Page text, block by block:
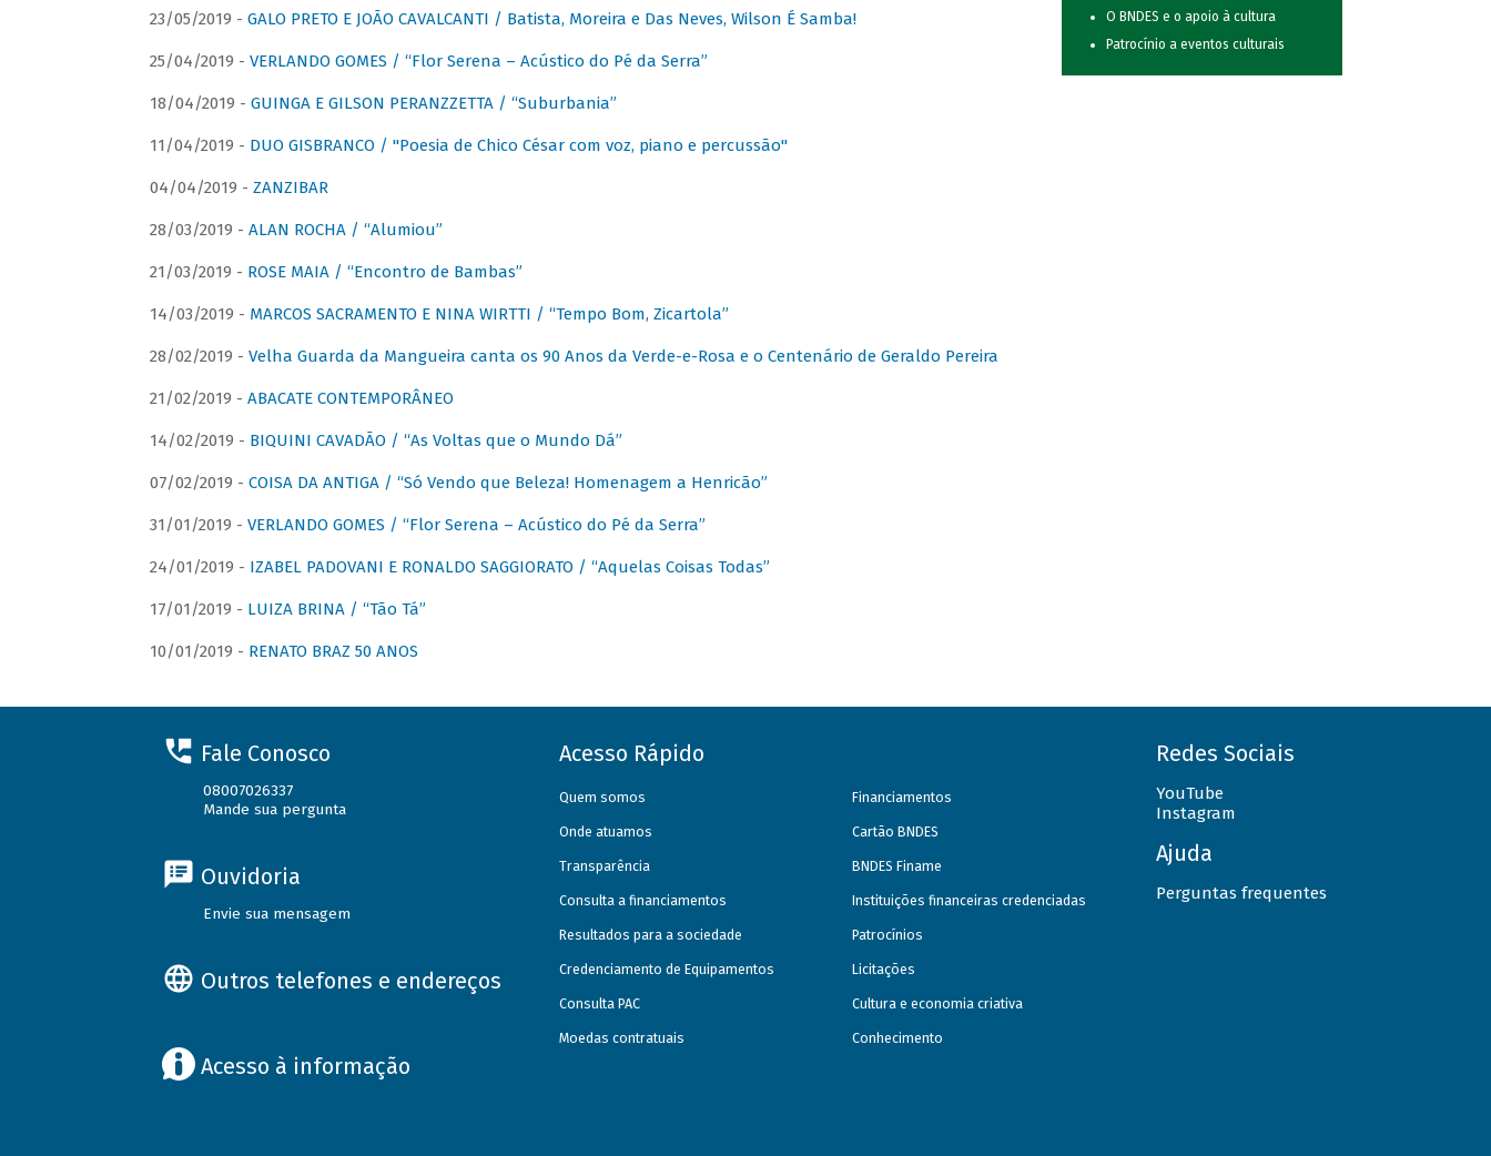
23/05/2019 - GALO PRETO E JOÃO CAVALCANTI / Batista, Moreira e Das Neves, Wilson É Samba!
25/04/2019 - VERLANDO GOMES / “Flor Serena – Acústico do Pé da Serra”
18/04/2019 - GUINGA E GILSON PERANZZETTA / “Suburbania”
11/04/2019 - DUO GISBRANCO / "Poesia de Chico César com voz, piano e percussão"
04/04/2019 - ZANZIBAR
28/03/2019 - ALAN ROCHA / “Alumiou”
21/03/2019 - ROSE MAIA / “Encontro de Bambas”
14/03/2019 - MARCOS SACRAMENTO E NINA WIRTTI / “Tempo Bom, Zicartola”
28/02/2019 - Velha Guarda da Mangueira canta os 90 Anos da Verde-e-Rosa e o Centenário de Geraldo Pereira
21/02/2019 - ABACATE CONTEMPORÂNEO
14/02/2019 - BIQUINI CAVADÃO / “As Voltas que o Mundo Dá”
07/02/2019 - COISA DA ANTIGA / “Só Vendo que Beleza! Homenagem a Henricão”
31/01/2019 - VERLANDO GOMES / “Flor Serena – Acústico do Pé da Serra”
24/01/2019 - IZABEL PADOVANI E RONALDO SAGGIORATO / “Aquelas Coisas Todas”
17/01/2019 - LUIZA BRINA / “Tão Tá”
10/01/2019 - RENATO BRAZ 50 ANOS
O BNDES e o apoio à cultura
Patrocínio a eventos culturais
Fale Conosco
08007026337
Mande sua pergunta
Ouvidoria
Envie sua mensagem
Outros telefones e endereços
Acesso à informação
Acesso Rápido
Quem somos
Onde atuamos
Transparência
Consulta a financiamentos
Resultados para a sociedade
Credenciamento de Equipamentos
Consulta PAC
Moedas contratuais
Financiamentos
Cartão BNDES
BNDES Finame
Instituições financeiras credenciadas
Patrocínios
Licitações
Cultura e economia criativa
Conhecimento
Redes Sociais
YouTube
Instagram
Ajuda
Perguntas frequentes